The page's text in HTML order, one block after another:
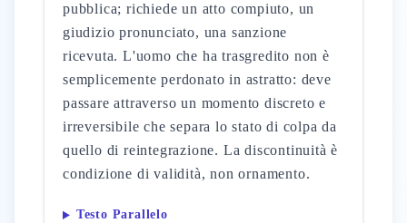
pubblica; richiede un atto compiuto, un
giudizio pronunciato, una sanzione
ricevuta. L'uomo che ha trasgredito non è
semplicemente perdonato in astratto: deve
passare attraverso un momento discreto e
irreversibile che separa lo stato di colpa da
quello di reintegrazione. La discontinuità è
condizione di validità, non ornamento.
Testo Parallelo